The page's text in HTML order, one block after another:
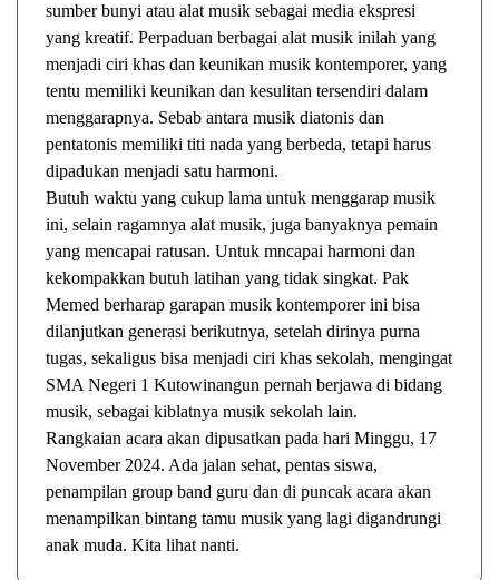
sumber bunyi atau alat musik sebagai media ekspresi
yang kreatif. Perpaduan berbagai alat musik inilah yang
menjadi ciri khas dan keunikan musik kontemporer, yang
tentu memiliki keunikan dan kesulitan tersendiri dalam
menggarapnya. Sebab antara musik diatonis dan
pentatonis memiliki titi nada yang berbeda, tetapi harus
dipadukan menjadi satu harmoni.
Butuh waktu yang cukup lama untuk menggarap musik
ini, selain ragamnya alat musik, juga banyaknya pemain
yang mencapai ratusan. Untuk mncapai harmoni dan
kekompakkan butuh latihan yang tidak singkat. Pak
Memed berharap garapan musik kontemporer ini bisa
dilanjutkan generasi berikutnya, setelah dirinya purna
tugas, sekaligus bisa menjadi ciri khas sekolah, mengingat
SMA Negeri 1 Kutowinangun pernah berjawa di bidang
musik, sebagai kiblatnya musik sekolah lain.
Rangkaian acara akan dipusatkan pada hari Minggu, 17
November 2024. Ada jalan sehat, pentas siswa,
penampilan group band guru dan di puncak acara akan
menampilkan bintang tamu musik yang lagi digandrungi
anak muda. Kita lihat nanti.